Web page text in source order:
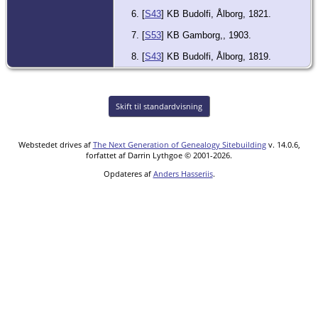
[S43] KB Budolfi, Ålborg, 1821.
[S53] KB Gamborg,, 1903.
[S43] KB Budolfi, Ålborg, 1819.
Skift til standardvisning
Webstedet drives af The Next Generation of Genealogy Sitebuildingv. 14.0.6,
forfattet af Darrin Lythgoe © 2001-2026.
Opdateres af Anders Hasseriis.